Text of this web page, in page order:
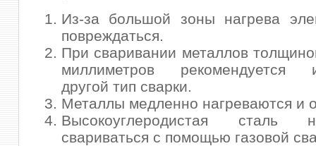
Из-за большой зоны нагрева
повреждаться.
При сваривании металлов
миллиметров рекомендуется
другой тип сварки.
Металлы медленно нагреваются и
Высокоуглеродистая
свариваться с помощью газовой